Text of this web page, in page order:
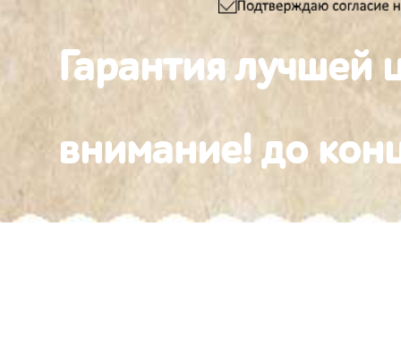
Гарантия
внимание! до